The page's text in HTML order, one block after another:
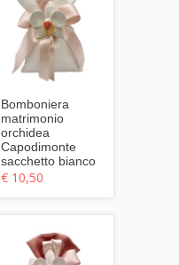
Bomboniera
matrimonio
orchidea
Capodimonte
sacchetto bianco
€ 10,50